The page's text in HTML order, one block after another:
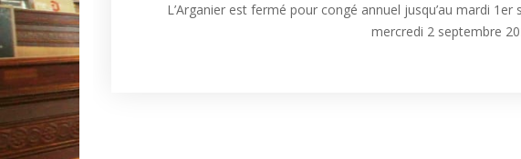
L’Arganier est fermé pour congé annuel jusqu’au mardi
mercredi 2 septembre